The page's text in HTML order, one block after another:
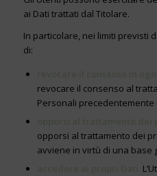
ai Dati trattati dal Titolare.
In particolare, nei limiti previsti
di:
revocare il consenso al
Personali precedentemente
opporsi al trattamento dei
avviene in virtù di una base